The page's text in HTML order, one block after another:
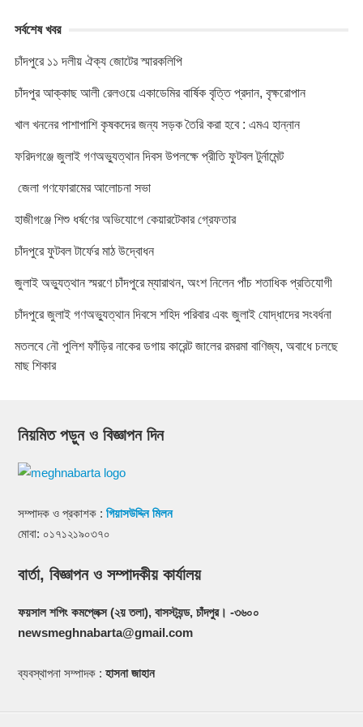
সর্বশেষ খবর
চাঁদপুরে ১১ দলীয় ঐক্য জোটের স্মারকলিপি
চাঁদপুর আক্কাছ আলী রেলওয়ে একাডেমির বার্ষিক বৃত্তি প্রদান, বৃক্ষরোপান
খাল খননের পাশাপাশি কৃষকদের জন্য সড়ক তৈরি করা হবে : এমএ হান্নান
ফরিদগঞ্জে জুলাই গণঅভ্যুত্থান দিবস উপলক্ষে প্রীতি ফুটবল টুর্নামেন্ট
জেলা গণফোরামের আলোচনা সভা
হাজীগঞ্জে শিশু ধর্ষণের অভিযোগে কেয়ারটেকার গ্রেফতার
চাঁদপুরে ফুটবল টার্ফের মাঠ উদ্বোধন
জুলাই অভ্যুত্থান স্মরণে চাঁদপুরে ম্যারাথন, অংশ নিলেন পাঁচ শতাধিক প্রতিযোগী
চাঁদপুরে জুলাই গণঅভ্যুত্থান দিবসে শহিদ পরিবার এবং জুলাই যোদ্ধাদের সংবর্ধনা
মতলবে নৌ পুলিশ ফাঁড়ির নাকের ডগায় কারেন্ট জালের রমরমা বাণিজ্য, অবাধে চলছে
মাছ শিকার
নিয়মিত পড়ুন ও বিজ্ঞাপন দিন
সম্পাদক ও প্রকাশক : গিয়াসউদ্দিন মিলন
মোবা: ০১৭১২১৯০৩৭০
বার্তা, বিজ্ঞাপন ও সম্পাদকীয় কার্যালয়
ফয়সাল শপিং কমপ্লেক্স (২য় তলা), বাসস্ট্যন্ড, চাঁদপুর। -৩৬০০
newsmeghnabarta@gmail.com
ব্যবস্থাপনা সম্পাদক : হাসনা জাহান